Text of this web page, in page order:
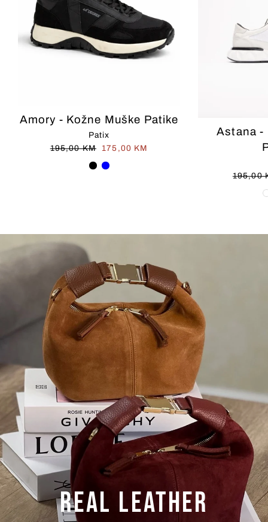
Amory - Kožne Muške Patike
Patix
Redovna
195,00 KM
Cijena
prodaji
175,00 KM
Astana -
195,00
REAL LEATHER